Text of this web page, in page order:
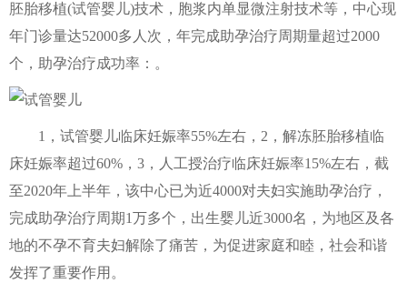
胚胎移植(试管婴儿)技术，胞浆内单显微注射技术等，中心现
年门诊量达52000多人次，年完成助孕治疗周期量超过2000
个，助孕治疗成功率：。
1，试管婴儿临床妊娠率55%左右，2，解冻胚胎移植临
床妊娠率超过60%，3，人工授治疗临床妊娠率15%左右，截
至2020年上半年，该中心已为近4000对夫妇实施助孕治疗，
完成助孕治疗周期1万多个，出生婴儿近3000名，为地区及各
地的不孕不育夫妇解除了痛苦，为促进家庭和睦，社会和谐
发挥了重要作用。